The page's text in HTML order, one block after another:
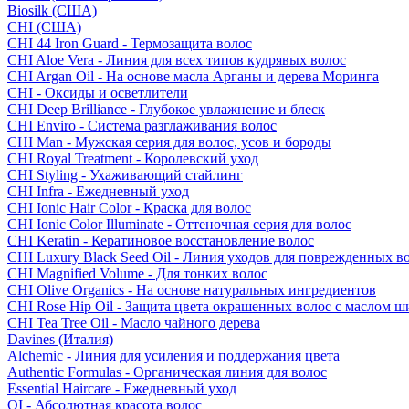
Biosilk (США)
CHI (США)
CHI 44 Iron Guard - Термозащита волос
CHI Aloe Vera - Линия для всех типов кудрявых волос
CHI Argan Oil - На основе масла Арганы и дерева Моринга
CHI - Оксиды и осветлители
CHI Deep Brilliance - Глубокое увлажнение и блеск
CHI Enviro - Система разглаживания волос
CHI Man - Мужская серия для волос, усов и бороды
CHI Royal Treatment - Королевский уход
CHI Styling - Ухаживающий стайлинг
CHI Infra - Ежедневный уход
CHI Ionic Hair Color - Краска для волос
CHI Ionic Color Illuminate - Оттеночная серия для волос
CHI Keratin - Кератиновое восстановление волос
CHI Luxury Black Seed Oil - Линия уходов для поврежденных
CHI Magnified Volume - Для тонких волос
CHI Olive Organics - На основе натуральных ингредиентов
CHI Rose Hip Oil - Защита цвета окрашенных волос с маслом
CHI Tea Tree Oil - Масло чайного дерева
Davines (Италия)
Alchemic - Линия для усиления и поддержания цвета
Authentic Formulas - Органическая линия для волос
Essential Haircare - Eжедневный уход
OI - Абсолютная красота волос